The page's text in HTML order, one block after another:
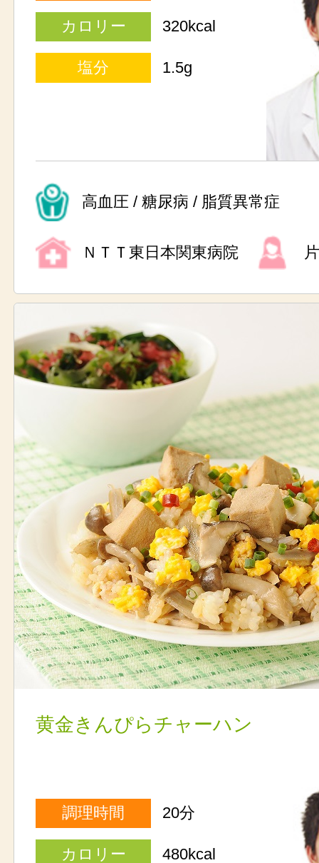
カロリー 320kcal
塩分 1.5g
高血圧 / 糖尿病 / 脂質異常症
ＮＴＴ東日本関東病院
黄金きんぴらチャーハン
調理時間 20分
カロリー 480kcal